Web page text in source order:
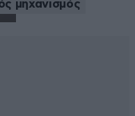
μηχανισμός